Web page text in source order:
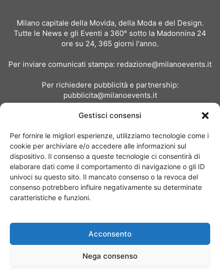
Gestisci consensi
Per fornire le migliori esperienze, utilizziamo tecnologie come i
cookie per archiviare e/o accedere alle informazioni sul
dispositivo. Il consenso a queste tecnologie ci consentirà di
elaborare dati come il comportamento di navigazione o gli ID
univoci su questo sito. Il mancato consenso o la revoca del
consenso potrebbero influire negativamente su determinate
caratteristiche e funzioni.
Acconsento
Nega consenso
Milano capitale della Movida, della Moda e del Design.
Tutte le News e gli Eventi a 360° sotto la Madonnina 24
ore su 24, 365 giorni l'anno.
Per inviare comunicati stampa: redazione@milanoevents.it
Per richiedere pubblicità e partnership:
pubblicita@milanoevents.it
Chi siamo I Nostri Clienti
© Copyright 2017 - MilanoEvents.it© managed by